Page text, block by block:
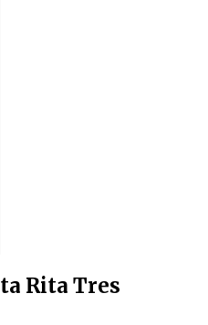
Rita Tres